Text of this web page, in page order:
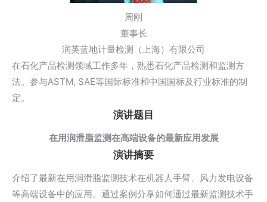
周刚
董事长
润英蓝地计量检测（上海）有限公司
在石化产品检测领域工作多年，熟悉石化产品检测和监测方
法。参与ASTM, SAE等国际标准和中国国标及行业标准的制
定。
演讲题目
在用润滑脂监测在高端设备的最新应用发展
演讲摘要
介绍了最新在用润滑脂监测技术在机器人手臂、风力发电设备
等高端设备中的应用。通过案例分享如何通过最新监测技术手